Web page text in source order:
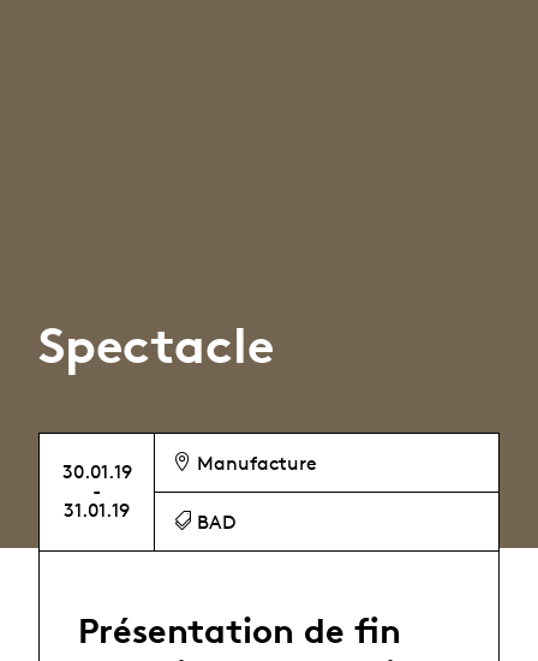
Spectacle
30.01.19
-
31.01.19
Manufacture
BAD
Présentation de fin